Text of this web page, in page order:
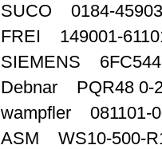
SUCO 0184-
FREI 149001-
SIEMENS
Debnar PQR48 0-
wampfler 081101-
ASM WS10-500-